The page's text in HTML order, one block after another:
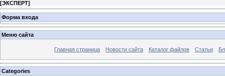
[ЭКСПЕРТ]
Форма входа
Меню сайта
Главная страница Новости сайта Каталог файлов Статьи
Categories